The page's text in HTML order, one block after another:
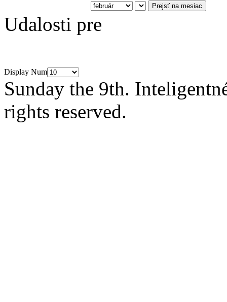
Prejsť na mesiac
Udalosti pre
Display Num
Sunday the 9th.
rights reserved.